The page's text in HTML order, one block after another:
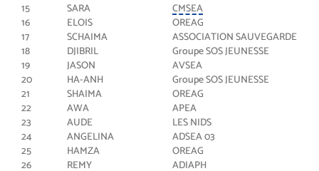
15
SARA
CMSEA
16
ELOIS
OREAG
17
SCHAIMA
ASSOCIATION SAUVEGARDE
18
DJIBRIL
Groupe SOS JEUNESSE
19
JASON
AVSEA
20
HA-ANH
Groupe SOS JEUNESSE
21
SHAIMA
OREAG
22
AWA
APEA
23
AUDE
LES NIDS
24
ANGELINA
ADSEA 03
25
HAMZA
OREAG
26
REMY
ADIAPH